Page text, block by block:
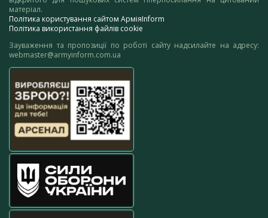
матеріал.
Політика користування сайтом АрміяInform
Політика використання файлів cookie
Зауваження та пропозиції по роботі сайту надсилайте на адресу:
webmaster@armyinform.com.ua